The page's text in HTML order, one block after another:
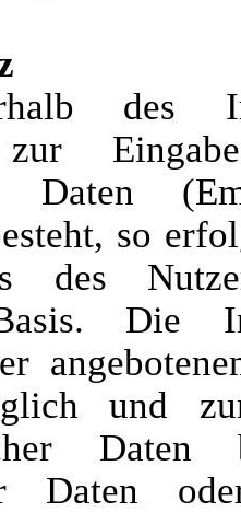
des
Daten
so
des
Die
und
Daten
Daten